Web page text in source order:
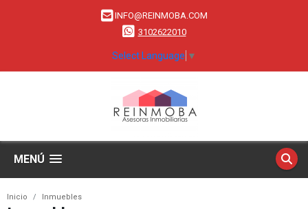
INFO@REINMOBA.COM
3102622010
Select Language ▼
MENÚ
Inicio Inmuebles